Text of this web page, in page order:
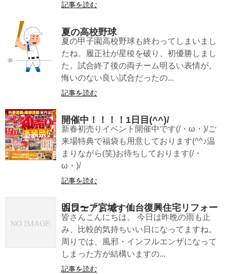
記事を読む
夏の高校野球
夏の甲子園高校野球も終わってしまいまし
たね。履正社が星稜を破り、初優勝しまし
た。試合終了後の両チーム明るい表情が、
悔いのない良い試合だったの...
記事を読む
開催中！！！！1日目(^^)/
新春初売りイベント開催中です(/・ω・)/ご
来場特典で福袋も用意しております(^^♪温
まりながら(笑)お待ちしております(/・
ω・)/
記事を読む
明日〜「宮城・仙台復興住宅リフォームフェア」です！
皆さんこんにちは。 今日は昨晩の雨も止
み、比較的気持ちいい日になってますね。
周りでは、風邪・インフルエンザになって
しまった方が結構いますの...
記事を読む